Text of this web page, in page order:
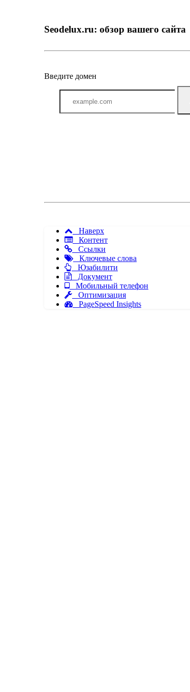
Seodelux.ru: обзор вашего сайта
Введите домен
Наверх
Контент
Ссылки
Ключевые слова
Юзабилити
Документ
Мобильный телефон
Оптимизация
PageSpeed Insights